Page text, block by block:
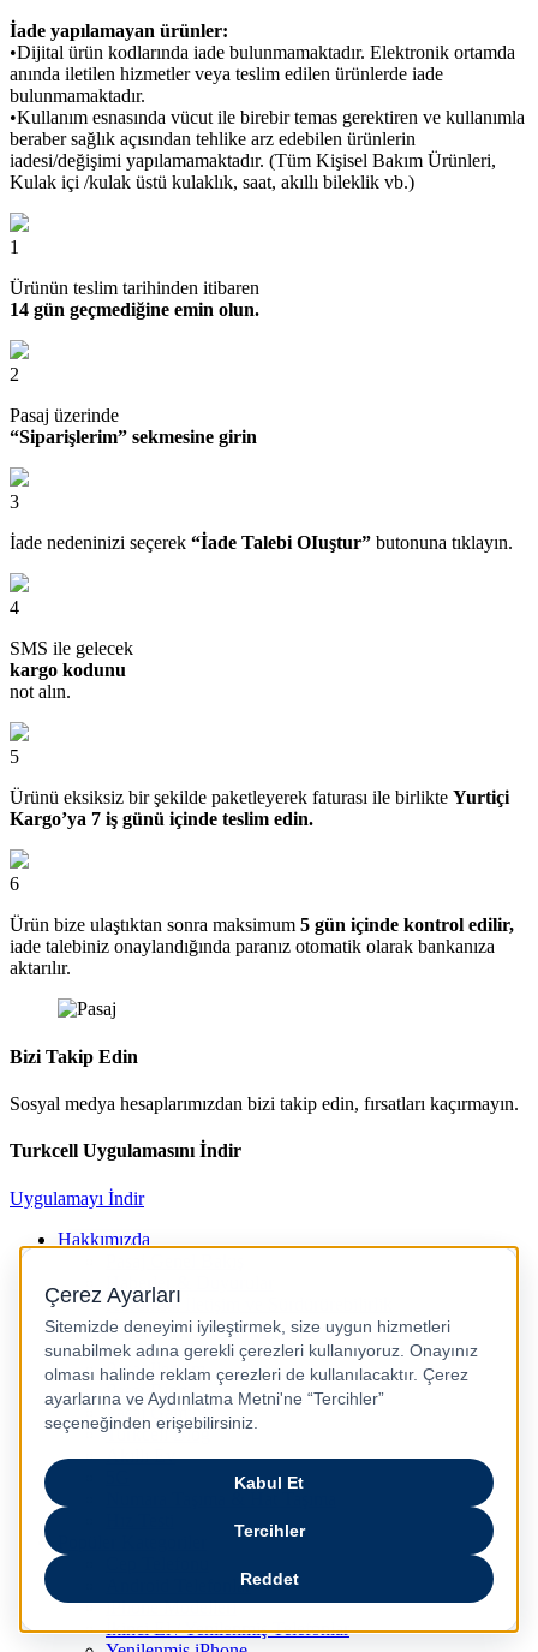
İade yapılamayan ürünler:
•Dijital ürün kodlarında iade bulunmamaktadır. Elektronik ortamda
anında iletilen hizmetler veya teslim edilen ürünlerde iade
bulunmamaktadır.
•Kullanım esnasında vücut ile birebir temas gerektiren ve kullanımla
beraber sağlık açısından tehlike arz edebilen ürünlerin
iadesi/değişimi yapılamamaktadır. (Tüm Kişisel Bakım Ürünleri,
Kulak içi /kulak üstü kulaklık, saat, akıllı bileklik vb.)
1
Ürünün teslim tarihinden itibaren
14 gün geçmediğine emin olun.
2
Pasaj üzerinde
“Siparişlerim” sekmesine girin
3
İade nedeninizi seçerek “İade Talebi OIuştur” butonuna tıklayın.
4
SMS ile gelecek
kargo kodunu
not alın.
5
Ürünü eksiksiz bir şekilde paketleyerek faturası ile birlikte Yurtiçi
Kargo’ya 7 iş günü içinde teslim edin.
6
Ürün bize ulaştıktan sonra maksimum 5 gün içinde kontrol edilir,
iade talebiniz onaylandığında paranız otomatik olarak bankanıza
aktarılır.
Bizi Takip Edin
Sosyal medya hesaplarımızdan bizi takip edin, fırsatları kaçırmayın.
Turkcell Uygulamasını İndir
Uygulamayı İndir
Hakkımızda
Haberler & Duyurular
Kurumsal İletişim ve Sürdürürebilirlik
Kariyer
Gizlilik ve Güvenlik
Pasaj İletişim
Pasaj Blog
Pasaj Gaming
Turkcell Blog
Akıllı Ev
Android Telefonlar
iPhone Modelleri
İkinci El / Yenilenmiş Telefonlar